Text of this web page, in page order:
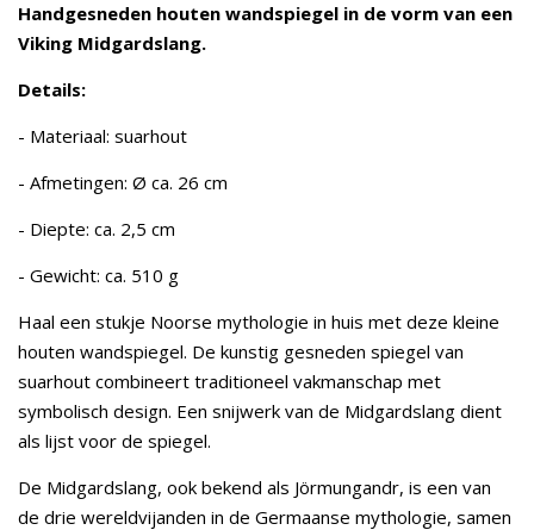
Handgesneden houten wandspiegel in de vorm van een
Viking Midgardslang.
Details:
- Materiaal: suarhout
- Afmetingen: Ø ca. 26 cm
- Diepte: ca. 2,5 cm
- Gewicht: ca. 510 g
Haal een stukje Noorse mythologie in huis met deze kleine
houten wandspiegel. De kunstig gesneden spiegel van
suarhout combineert traditioneel vakmanschap met
symbolisch design. Een snijwerk van de Midgardslang dient
als lijst voor de spiegel.
De Midgardslang, ook bekend als Jörmungandr, is een van
de drie wereldvijanden in de Germaanse mythologie, samen